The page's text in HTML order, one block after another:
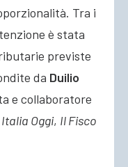
Tra i
è stata
previste
da Duilio
e collaboratore
Italia Oggi, Il Fisco